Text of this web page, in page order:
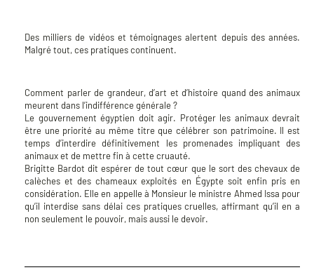
Des milliers de vidéos et témoignages alertent depuis des années.
Malgré tout, ces pratiques continuent.
Comment parler de grandeur, d’art et d’histoire quand des animaux
meurent dans l’indifférence générale ?
Le gouvernement égyptien doit agir. Protéger les animaux devrait
être une priorité au même titre que célébrer son patrimoine. Il est
temps d’interdire définitivement les promenades impliquant des
animaux et de mettre fin à cette cruauté.
Brigitte Bardot dit espérer de tout cœur que le sort des chevaux de
calèches et des chameaux exploités en Égypte soit enfin pris en
considération. Elle en appelle à Monsieur le ministre Ahmed Issa pour
qu’il interdise sans délai ces pratiques cruelles, affirmant qu’il en a
non seulement le pouvoir, mais aussi le devoir.